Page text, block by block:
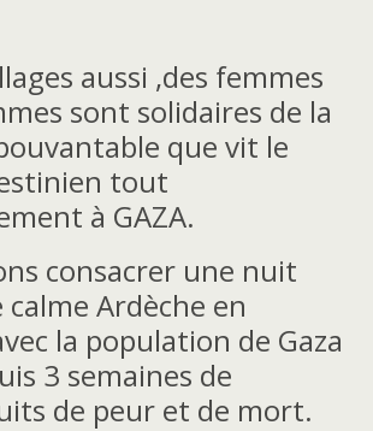
aussi ,des femmes
sont solidaires de la
que vit le
tout
à GAZA.
consacrer une nuit
Ardèche en
la population de Gaza
3 semaines de
de peur et de mort.